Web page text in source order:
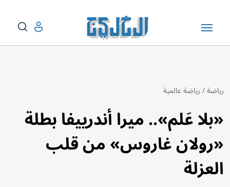
رياضة/رياضة عالمية
«بلا عَلم».. ميرا أندرييفا بطلة
«رولان غاروس» من قلب
العزلة